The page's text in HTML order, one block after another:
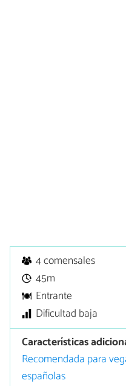
4 comensales
45m
Entrante
Dificultad baja
Características
Recomendada para
españolas